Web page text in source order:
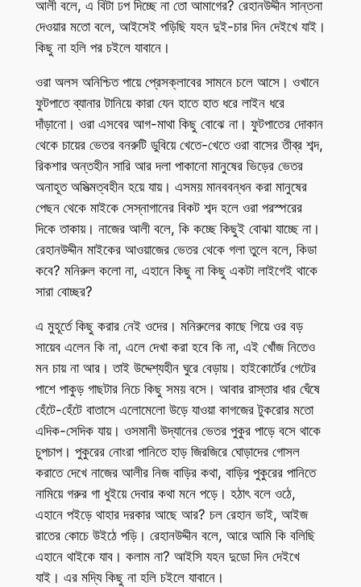
আলী বলে, এ বিটা ঢপ দিচ্ছে না তো আমাগের? রেহানউদ্দীন সান্তনা
দেওয়ার মতো বলে, আইসেই পড়িছি যহন দুই-চার দিন দেইখে যাই।
কিছু না হলি পর চইলে যাবানে।
ওরা অলস অনিশ্চিত পায়ে প্রেসক্লাবের সামনে চলে আসে। ওখানে
ফুটপাতে ব্যানার টানিয়ে কারা যেন হাতে হাত ধরে লাইন ধরে
দাঁড়ানো। ওরা এসবের আগ-মাথা কিছু বোঝে না। ফুটপাতের দোকান
থেকে চায়ের ভেতর বনরুটি ডুবিয়ে খেতে-খেতে ওরা বাসের তীব্র শব্দ,
রিকশার অন্তহীন সারি আর দলা পাকানো মানুষের ভিড়ের ভেতর
অনাহূত অসিত্মত্বহীন হয়ে যায়। এসময় মানববন্ধন করা মানুষের
পেছন থেকে মাইকে সেস্নাগানের বিকট শব্দ হলে ওরা পরস্পরের
দিকে তাকায়। নাজের আলী বলে, কি কচ্ছে কিছুই বোঝা যাচ্ছে না।
রেহানউদ্দীন মাইকের আওয়াজের ভেতর থেকে গলা তুলে বলে, কিডা
কবে? মনিরুল কলো না, এহানে কিছু না কিছু একটা লাইগেই থাকে
সারা বোচ্ছর?
এ মুহূর্তে কিছু করার নেই ওদের। মনিরুলের কাছে গিয়ে ওর বড়
সায়েব এলেন কি না, এলে দেখা করা হবে কি না, এই খোঁজ নিতেও
মন চায় না আর। তাই উদ্দেশ্যহীন ঘুরে বেড়ায়। হাইকোর্টের গেটের
পাশে পাকুড় গাছটার নিচে কিছু সময় বসে। আবার রাস্তার ধার ঘেঁষে
হেঁটে-হেঁটে বাতাসে এলোমেলো উড়ে যাওয়া কাগজের টুকরোর মতো
এদিক-সেদিক যায়। ওসমানী উদ্যানের ভেতর পুকুর পাড়ে বসে থাকে
চুপচাপ। পুকুরের নোংরা পানিতে হাড় জিরজিরে ঘোড়াদের গোসল
করাতে দেখে নাজের আলীর নিজ বাড়ির কথা, বাড়ির পুকুরের পানিতে
নামিয়ে গরুর গা ধুইয়ে দেবার কথা মনে পড়ে। হঠাৎ বলে ওঠে,
এহানে পইড়ে থাহার দরকার আছে আর? চল রেহান ভাই, আইজ
রাতের কোচে উইঠে পড়ি। রেহানউদ্দীন বলে, আরে আমি কি বলিছি
এহানে থাইকে যাব। কলাম না? আইসি যহন দুডো দিন দেইখে
যাই। এর মদ্যি কিছু না হলি চইলে যাবানে।